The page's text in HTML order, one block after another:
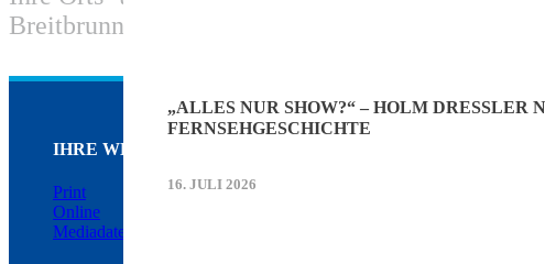
„ALLES NUR SHOW?“ – HOLM
FERNSEHGESCHICHTE
16. JULI 2026
Breitbrunn und Widdersberg.
IHRE WERBUNG IM HERRSCHINGER SPIEGEL
Print
Online
Mediadaten (PDF)